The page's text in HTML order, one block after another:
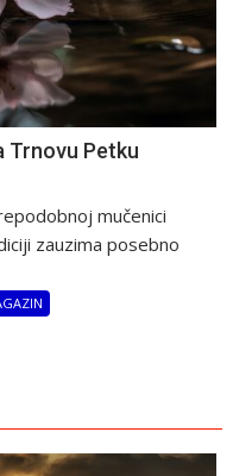
Trnovu Petku
mučenici
zauzima posebno